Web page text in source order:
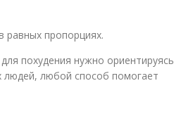
пропорциях.
похудения нужно ориентируясь
людей, любой способ помогает